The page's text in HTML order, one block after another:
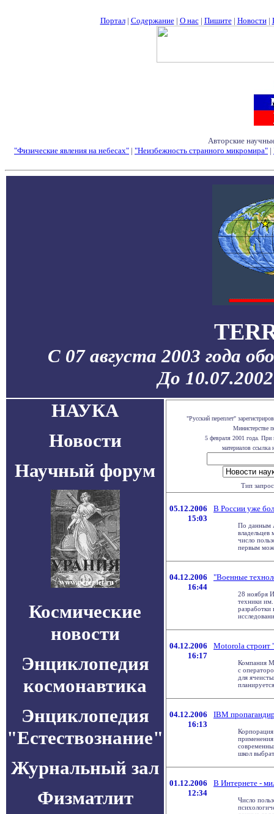
Портал| Содержание| О нас| Пишите| Новости|
Авторские
"Физические явления на небесах" | "Неизбежность странного микромира" |
С 07 августа 2003 года
До
НАУКА
Новости
Научный форум
Космические
новости
Энциклопедия
космонавтика
Энциклопедия
"Естествознание"
Журнальный зал
Физматлит
"Русский переплет"
Министерстве
5 февраля 2001 года. При
материалов ссылка
Тип
05.12.2006
15:03
В России уже
По данным
владельцев
число
первым
04.12.2006
16:44
"Военные
28 ноября
техники
разработки
04.12.2006
16:17
Motorola строит
Компания
с
для
04.12.2006
16:13
IBM
школ
01.12.2006
12:34
В Интернете -
Число